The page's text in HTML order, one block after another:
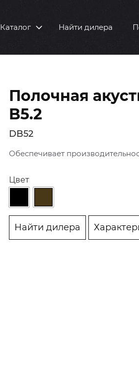
Каталог Найти дилера
Полочная
B5.2
DB52
Обеспечивает
Цвет
Найти дилера